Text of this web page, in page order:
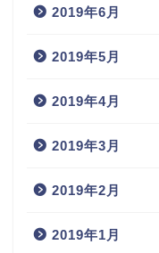
2019年6月
2019年5月
2019年4月
2019年3月
2019年2月
2019年1月